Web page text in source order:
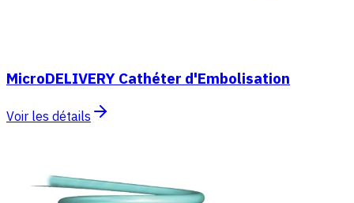
MicroDELIVERY Cathéter d'Embolisation
Voir les détails